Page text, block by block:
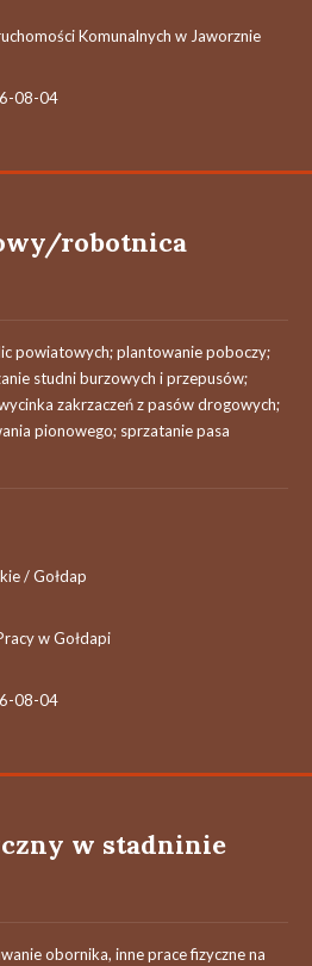
Komunalnych w Jaworznie
08-04
robotnica
powiatowych; plantowanie poboczy;
studni burzowych i przepusów;
zakrzaczeń z pasów drogowych;
pionowego; sprzatanie pasa
/ Gołdap
w Gołdapi
08-04
w stadninie
obornika, inne prace fizyczne na